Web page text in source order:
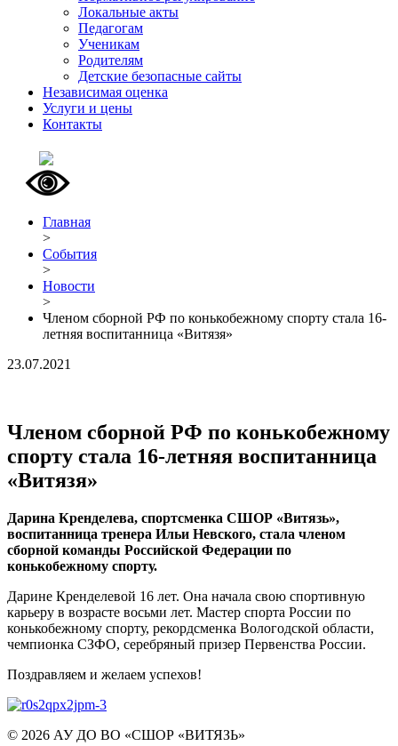
Локальные акты
Педагогам
Ученикам
Родителям
Детские безопасные сайты
Независимая оценка
Услуги и цены
Контакты
Главная
>
События
>
Новости
>
Членом сборной РФ по конькобежному спорту стала 16-
летняя воспитанница «Витязя»
23.07.2021
Членом сборной РФ по конькобежному
спорту стала 16-летняя воспитанница
«Витязя»
Дарина Кренделева, спортсменка СШОР «Витязь»,
воспитанница тренера Ильи Невского, стала членом
сборной команды Российской Федерации по
конькобежному спорту.
Дарине Кренделевой 16 лет. Она начала свою спортивную
карьеру в возрасте восьми лет. Мастер спорта России по
конькобежному спорту, рекордсменка Вологодской области,
чемпионка СЗФО, серебряный призер Первенства России.
Поздравляем и желаем успехов!
© 2026 АУ ДО ВО «СШОР «ВИТЯЗЬ»